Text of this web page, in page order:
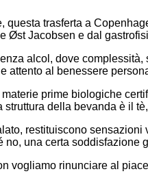
trasferta a
Øst Jacobsen e dal
alcol, dove
attento al benessere
prime biologiche
della bevanda è il
restituiscono
una certa soddisfazione
vogliamo rinunciare al